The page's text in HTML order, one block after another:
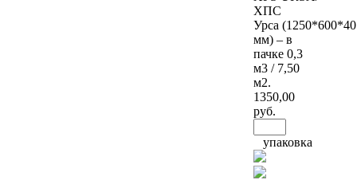
ХПС
Урса (1250*600*40
мм) – в
пачке 0,3
м3 / 7,50
м2.
1350,00
руб.
упаковка